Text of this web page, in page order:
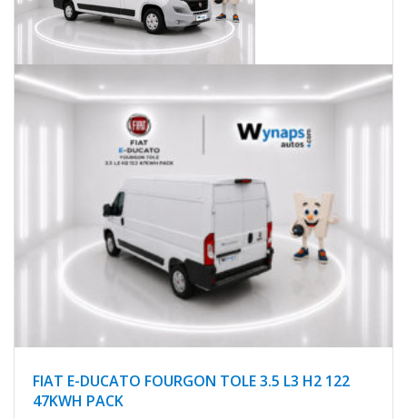
FIAT E-DUCATO FOURGON TOLE 3.5 L3 H2 122
47KWH PACK